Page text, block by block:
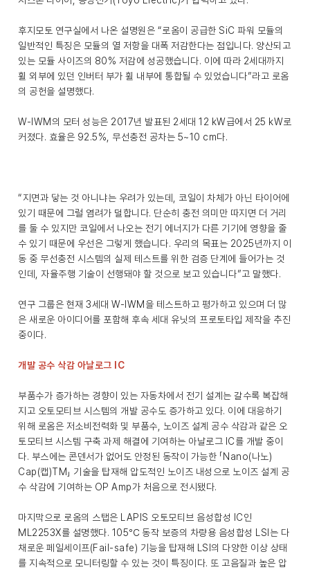
후지모토 연구실에서 나온 설명원은 “로옴이 공급한 SiC 파워 모듈의
일반적인 특징은 모듈의 열 저항을 대폭 저감한다는 점입니다. 양산되고
있는 모듈 사이즈의 80% 저감에 성공했습니다. 이에 따라 2세대까지
휠 외부에 있던 인버터 부가 휠 내부에 통합될 수 있었습니다”라고 로옴
의 공헌을 설명했다.
W-IWM의 모터 성능은 2017년 발표된 2세대 12 kW급에서 25 kW로
커졌다. 효율은 92.5%, 무선충전 공차는 5~10 cm다.
“지면과 닿는 것 아니냐는 우려가 있는데, 코일이 차체가 아닌 타이어에
있기 때문에 그럴 염려가 덜합니다. 단순히 충전 의미만 따지면 더 거리
를 둘 수 있지만 코일에서 나오는 전기 에너지가 다른 기기에 영향을 줄
수 있기 때문에 우선은 그렇게 했습니다. 우리의 목표는 2025년까지 이
동 중 무선충전 시스템의 실제 테스트를 위한 검증 단계에 들어가는 것
인데, 자율주행 기술이 선행돼야 할 것으로 보고 있습니다”고 말했다.
연구 그룹은 현재 3세대 W-IWM을 테스트하고 평가하고 있으며 더 많
은 새로운 아이디어를 포함해 후속 세대 유닛의 프로토타입 제작을 추진
중이다.
개발 공수 삭감 아날로그 IC
부품수가 증가하는 경향이 있는 자동차에서 전기 설계는 갈수록 복잡해
지고 오토모티브 시스템의 개발 공수도 증가하고 있다. 이에 대응하기
위해 로옴은 저소비전력화 및 부품수, 노이즈 설계 공수 삭감과 같은 오
토모티브 시스템 구축 과제 해결에 기여하는 아날로그 IC를 개발 중이
다. 부스에는 콘덴서가 없어도 안정된 동작이 가능한 「Nano(나노)
Cap(캡)TM」 기술을 탑재해 압도적인 노이즈 내성으로 노이즈 설계 공
수 삭감에 기여하는 OP Amp가 처음으로 전시됐다.
마지막으로 로옴의 스탭은 LAPIS 오토모티브 음성합성 IC인
ML2253X를 설명했다. 105℃ 동작 보증의 차량용 음성합성 LSI는 다
채로운 페일세이프(Fail-safe) 기능을 탑재해 LSI의 다양한 이상 상태
를 지속적으로 모니터링할 수 있는 것이 특징이다. 또 고음질과 높은 압